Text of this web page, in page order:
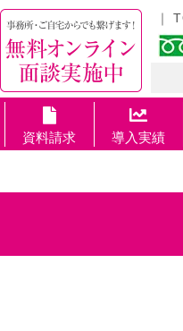
資料請求 導入実績